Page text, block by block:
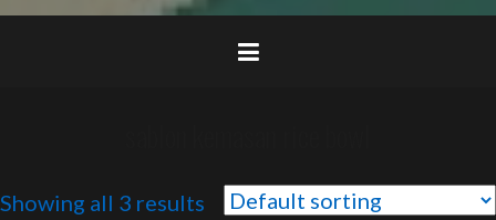
Showing all 3 results